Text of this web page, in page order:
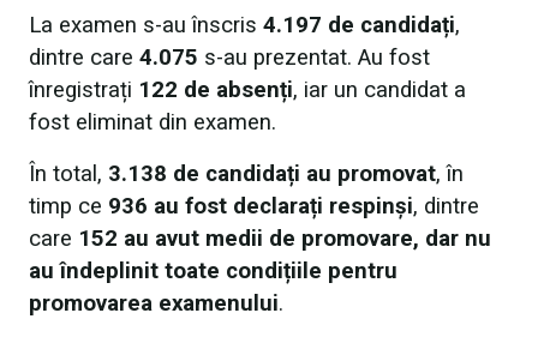
La examen s-au înscris 4.197 de candidați,
dintre care 4.075 s-au prezentat. Au fost
înregistrați 122 de absenți, iar un candidat a
fost eliminat din examen.
În total, 3.138 de candidați au promovat, în
timp ce 936 au fost declarați respinși, dintre
care 152 au avut medii de promovare, dar nu
au îndeplinit toate condițiile pentru
promovarea examenului.